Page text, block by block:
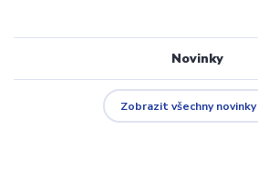
Novinky
Zobrazit všechny novinky